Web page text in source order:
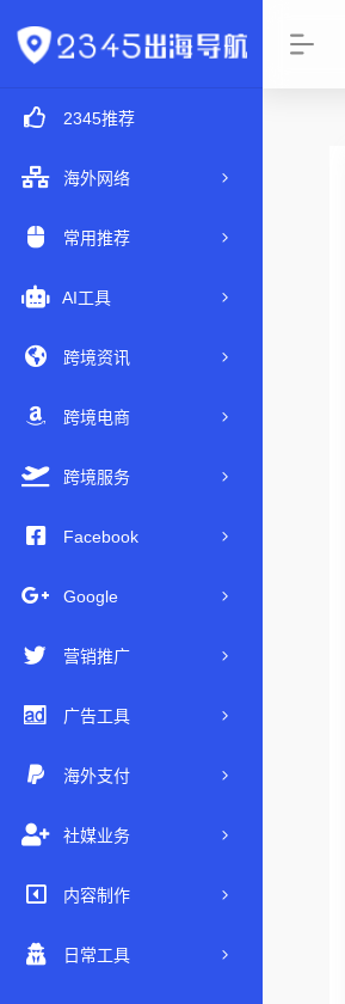
2345推荐
海外网络
常用推荐
AI工具
跨境资讯
跨境电商
跨境服务
Facebook
Google
营销推广
广告工具
海外支付
社媒业务
内容制作
日常工具